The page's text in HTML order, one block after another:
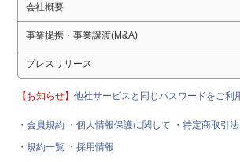
会社概要
事業提携・事業譲渡(M&A)
プレスリリース
【お知らせ】他社サービスと同じパスワードをご利
・会員規約 ・個人情報保護に関して
・特定商取引
・規約一覧 ・採用情報